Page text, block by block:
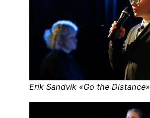
Erik Sandvik «Go the Distance»